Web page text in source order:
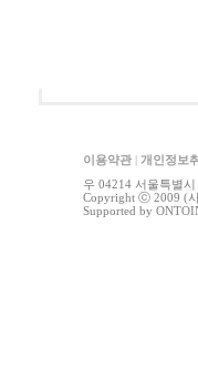
이용약관 개인정보
우 04214 서울특별
Copyright ⓒ 2009 (
Supported by